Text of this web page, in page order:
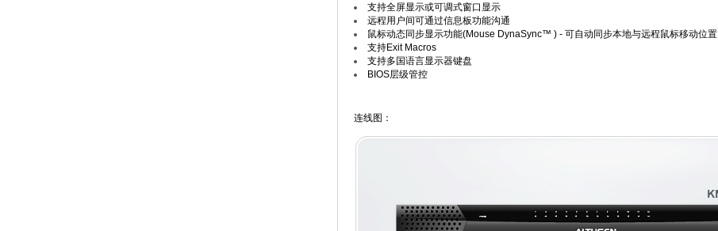
支持全屏显示或可调式窗口显示
远程用户间可通过信息板功能沟通
鼠标动态同步显示功能(Mouse DynaSync™ ) - 可自动同步本地与远程鼠标移动位置
支持Exit Macros
支持多国语言显示器键盘
BIOS层级管控
连线图：